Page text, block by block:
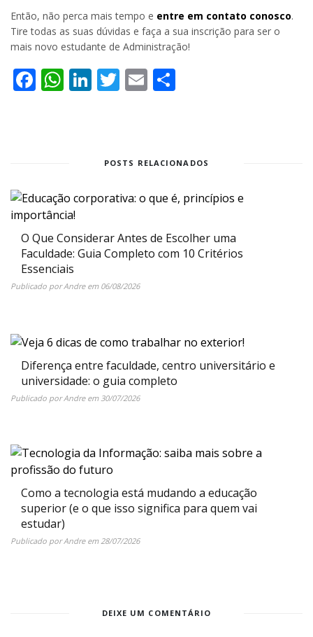
Então, não perca mais tempo e entre em contato conosco.
Tire todas as suas dúvidas e faça a sua inscrição para ser o
mais novo estudante de Administração!
Facebook
WhatsApp
LinkedIn
Twitter
Email
POSTS RELACIONADOS
O Que Considerar Antes de Escolher uma
Faculdade: Guia Completo com 10 Critérios
Essenciais
Publicado porAndreem 06/08/2026
Diferença entre faculdade, centro universitário e
universidade: o guia completo
Publicado porAndreem30/07/2026
Como a tecnologia está mudando a educação
superior (e o que isso significa para quem vai
estudar)
Publicado porAndreem28/07/2026
DEIXE UM COMENTÁRIO